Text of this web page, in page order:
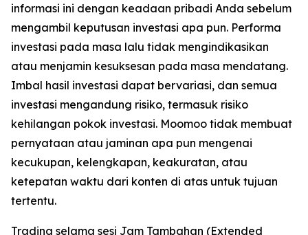
informasi ini dengan keadaan pribadi Anda sebelum
mengambil keputusan investasi apa pun. Performa
investasi pada masa lalu tidak mengindikasikan
atau menjamin kesuksesan pada masa mendatang.
Imbal hasil investasi dapat bervariasi, dan semua
investasi mengandung risiko, termasuk risiko
kehilangan pokok investasi. Moomoo tidak membuat
pernyataan atau jaminan apa pun mengenai
kecukupan, kelengkapan, keakuratan, atau
ketepatan waktu dari konten di atas untuk tujuan
tertentu.
Trading selama sesi Jam Tambahan (Extended